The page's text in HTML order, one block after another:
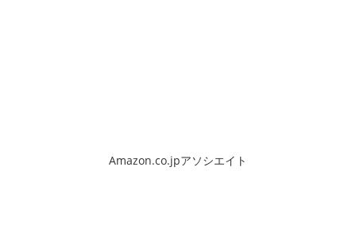
Amazon.co.jpアソシエイト